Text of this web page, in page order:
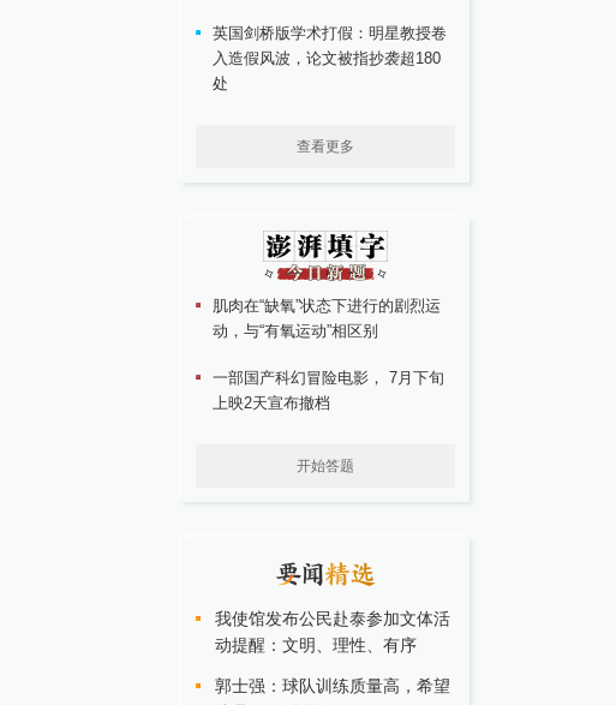
英国剑桥版学术打假：明星教授卷
入造假风波，论文被指抄袭超180
处
查看更多
肌肉在“缺氧”状态下进行的剧烈运
动，与“有氧运动”相区别
一部国产科幻冒险电影， 7月下旬
上映2天宣布撤档
开始答题
我使馆发布公民赴泰参加文体活
动提醒：文明、理性、有序
郭士强：球队训练质量高，希望